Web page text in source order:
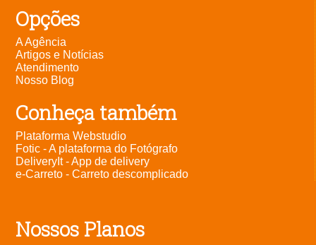
Opções
A Agência
Artigos e Notícias
Atendimento
Nosso Blog
Conheça também
Plataforma Webstudio
Fotic - A plataforma do Fotógrafo
DeliveryIt - App de delivery
e-Carreto - Carreto descomplicado
Nossos Planos